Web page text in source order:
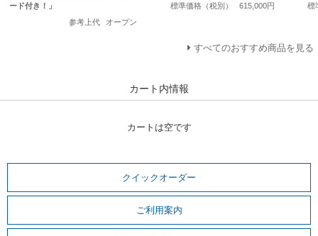
ード付き！」
参考上代
オープン
標準価格（税別）
615,000円
標
すべてのおすすめ商品を見る
カート内情報
カートは空です
クイックオーダー
ご利用案内